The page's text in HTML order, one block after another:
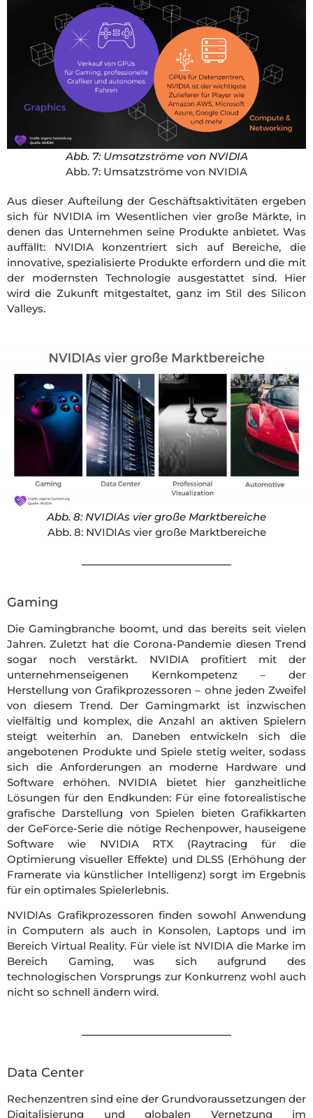
Abb. 7: Umsatzströme von NVIDIA
Abb. 7: Umsatzströme von NVIDIA
Aus dieser Aufteilung der Geschäftsaktivitäten ergeben
sich für NVIDIA im Wesentlichen vier große Märkte, in
denen das Unternehmen seine Produkte anbietet. Was
auffällt: NVIDIA konzentriert sich auf Bereiche, die
innovative, spezialisierte Produkte erfordern und die mit
der modernsten Technologie ausgestattet sind. Hier
wird die Zukunft mitgestaltet, ganz im Stil des Silicon
Valleys.
Abb. 8: NVIDIAs vier große Marktbereiche
Abb. 8: NVIDIAs vier große Marktbereiche
Gaming
Die Gamingbranche boomt, und das bereits seit vielen
Jahren. Zuletzt hat die Corona-Pandemie diesen Trend
sogar noch verstärkt. NVIDIA profitiert mit der
unternehmenseigenen Kernkompetenz – der
Herstellung von Grafikprozessoren – ohne jeden Zweifel
von diesem Trend. Der Gamingmarkt ist inzwischen
vielfältig und komplex, die Anzahl an aktiven Spielern
steigt weiterhin an. Daneben entwickeln sich die
angebotenen Produkte und Spiele stetig weiter, sodass
sich die Anforderungen an moderne Hardware und
Software erhöhen. NVIDIA bietet hier ganzheitliche
Lösungen für den Endkunden: Für eine fotorealistische
grafische Darstellung von Spielen bieten Grafikkarten
der GeForce-Serie die nötige Rechenpower, hauseigene
Software wie NVIDIA RTX (Raytracing für die
Optimierung visueller Effekte) und DLSS (Erhöhung der
Framerate via künstlicher Intelligenz) sorgt im Ergebnis
für ein optimales Spielerlebnis.
NVIDIAs Grafikprozessoren finden sowohl Anwendung
in Computern als auch in Konsolen, Laptops und im
Bereich Virtual Reality. Für viele ist NVIDIA die Marke im
Bereich Gaming, was sich aufgrund des
technologischen Vorsprungs zur Konkurrenz wohl auch
nicht so schnell ändern wird.
Data Center
Rechenzentren sind eine der Grundvoraussetzungen der
Digitalisierung und globalen Vernetzung im